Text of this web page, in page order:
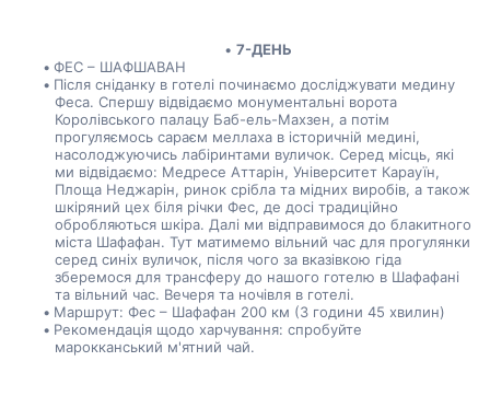
7-ДЕНЬ
ФЕС – ШАФШАВАН
Після сніданку в готелі починаємо досліджувати медину
Феса. Спершу відвідаємо монументальні ворота
Королівського палацу Баб-ель-Махзен, а потім
прогуляємось сараєм меллаха в історичній медині,
насолоджуючись лабіринтами вуличок. Серед місць, які
ми відвідаємо: Медресе Аттарін, Університет Карауїн,
Площа Неджарін, ринок срібла та мідних виробів, а також
шкіряний цех біля річки Фес, де досі традиційно
обробляються шкіра. Далі ми відправимося до блакитного
міста Шафафан. Тут матимемо вільний час для прогулянки
серед синіх вуличок, після чого за вказівкою гіда
зберемося для трансферу до нашого готелю в Шафафані
та вільний час. Вечеря та ночівля в готелі.
Маршрут: Фес – Шафафан 200 км (3 години 45 хвилин)
Рекомендація щодо харчування: спробуйте
марокканський м'ятний чай.